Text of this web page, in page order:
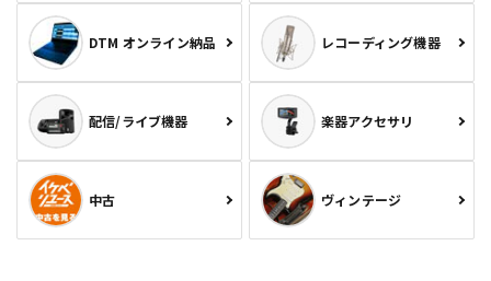
DTM オンライン納品 レコーディング機器
配信/ライブ機器 楽器アクセサリ
中古 ヴィンテージ